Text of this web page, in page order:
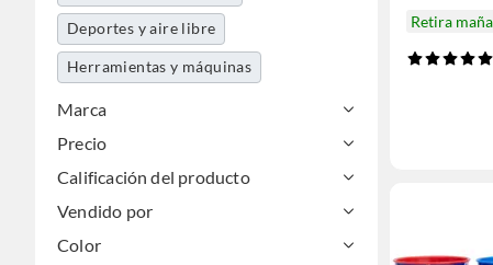
Deportes y aire libre
Herramientas y máquinas
Accesorios moda
Electrohogar
Libros, papelería y celebraciones
Mascotas
Maletería y viajes
Marca
Precio
Calificación del producto
Vendido por
Color
Retira